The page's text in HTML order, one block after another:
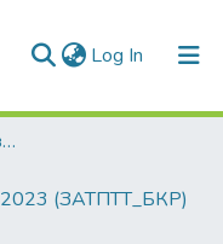
Log In (current)
Кваліфікаційні роботи здобувачів вищої освіти
2023 (ЗАТПТТ_БКР)